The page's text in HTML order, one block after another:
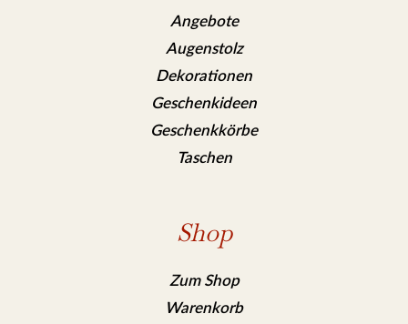
Angebote
Augenstolz
Dekorationen
Geschenkideen
Geschenkkörbe
Taschen
Shop
Zum Shop
Warenkorb